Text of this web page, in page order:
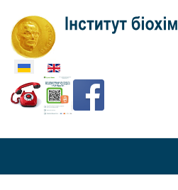
Оберіть свою мову